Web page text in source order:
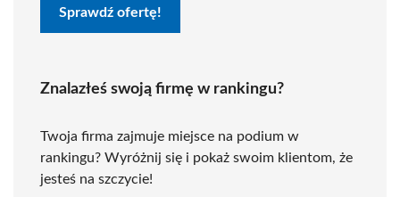
Sprawdź ofertę!
Znalazłeś swoją firmę w rankingu?
Twoja firma zajmuje miejsce na podium w
rankingu? Wyróżnij się i pokaż swoim klientom, że
jesteś na szczycie!